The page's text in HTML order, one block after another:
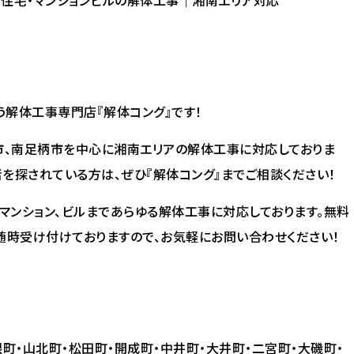
工事専門店『解体コング』です！
南足柄市を中心に湘南エリアの解体工事に対応しておりま
されている方は、ぜひ『解体コング』までご相談ください！
ンション、ビルまであらゆる解体工事に対応しております。無料
け付けておりますので、お気軽にお問い合わせください！
山北町・松田町・開成町・中井町・大井町・二宮町・大磯町・